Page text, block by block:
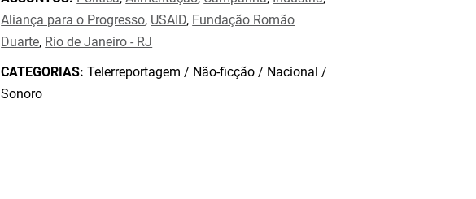
Aliança para o Progresso, USAID, Fundação Romão
Duarte, Rio de Janeiro - RJ
CATEGORIAS: Telerreportagem / Não-ficção / Nacional /
Sonoro